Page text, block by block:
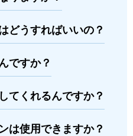
どうすればいいの？
ですか？
てくれるんですか？
は使⽤できますか？